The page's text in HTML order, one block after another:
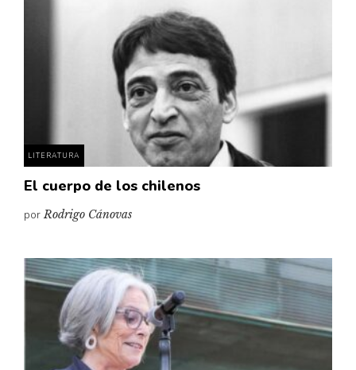
LITERATURA
El cuerpo de los chilenos
porRodrigo Cánovas